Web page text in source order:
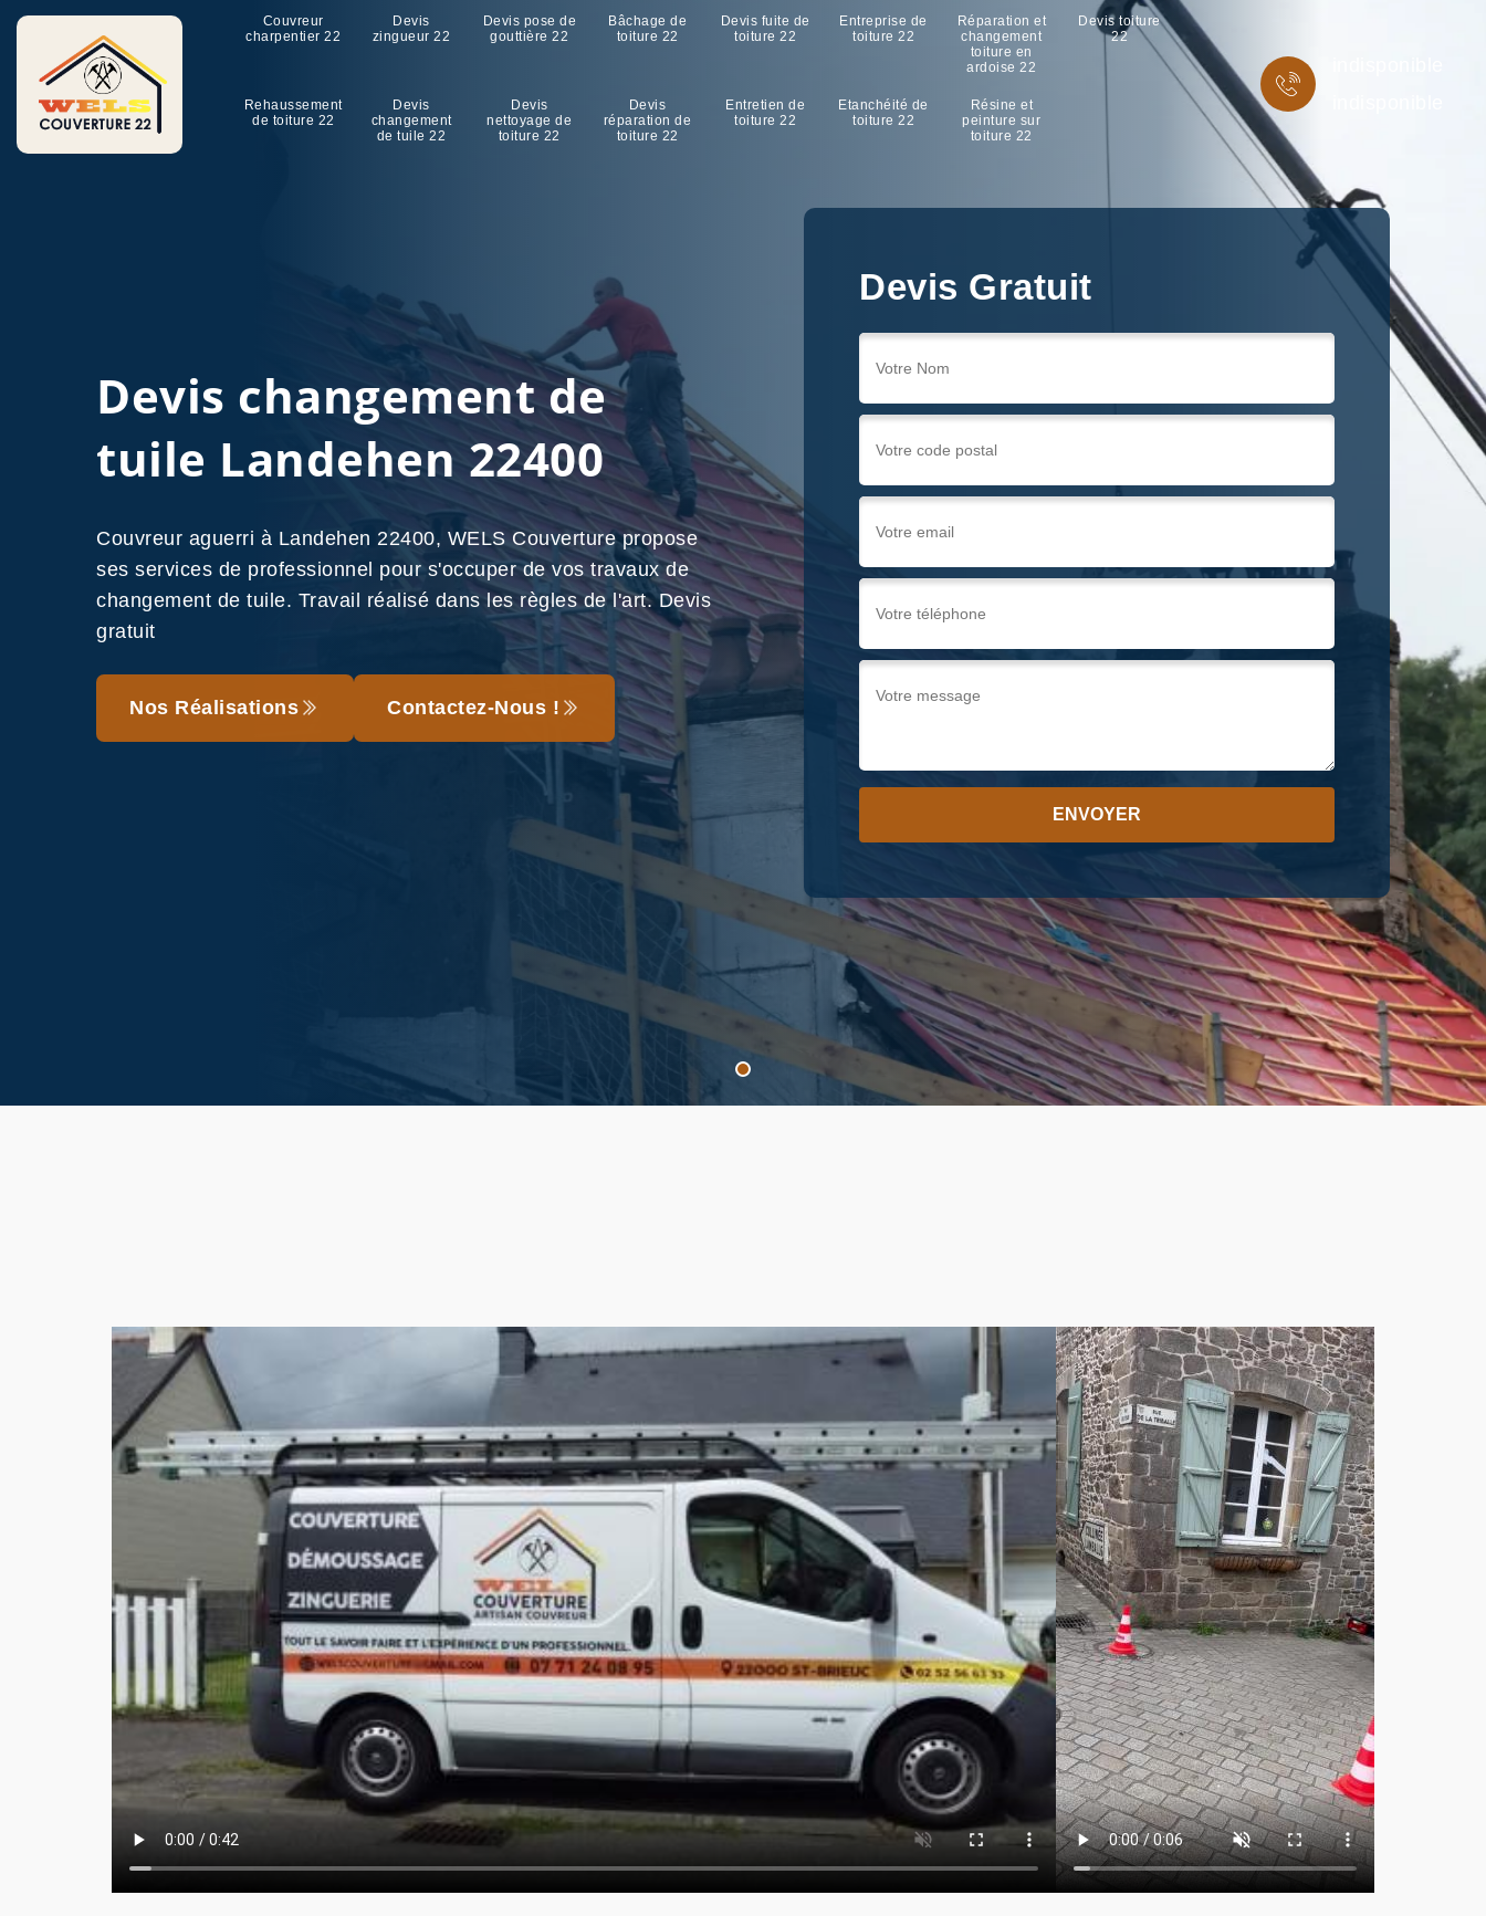
Couvreur
charpentier 22
Devis
zingueur 22
Devis pose de
gouttière 22
Bâchage de
toiture 22
Devis fuite de
toiture 22
Entreprise de
toiture 22
Réparation et
changement
toiture en
ardoise 22
Devis toiture
22
Rehaussement
de toiture 22
Devis
changement
de tuile 22
Devis
nettoyage de
toiture 22
Devis
réparation de
toiture 22
Entretien de
toiture 22
Etanchéité de
toiture 22
Résine et
peinture sur
toiture 22
Devis changement de
tuile Landehen 22400
Couvreur aguerri à Landehen 22400, WELS Couverture propose
ses services de professionnel pour s'occuper de vos travaux de
changement de tuile. Travail réalisé dans les règles de l'art. Devis
gratuit
Nos Réalisations Contactez-Nous !
Devis Gratuit